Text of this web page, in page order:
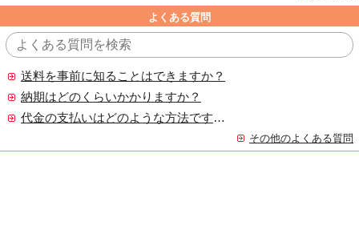
よくある質問
送料を事前に知ることはできますか？
納期はどのくらいかかりますか？
代金の支払いはどのような方法ですか？
その他のよくある質問